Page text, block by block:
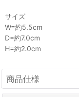
サイズ
W=約5.5cm
D=約7.0cm
H=約2.0cm
商品仕様